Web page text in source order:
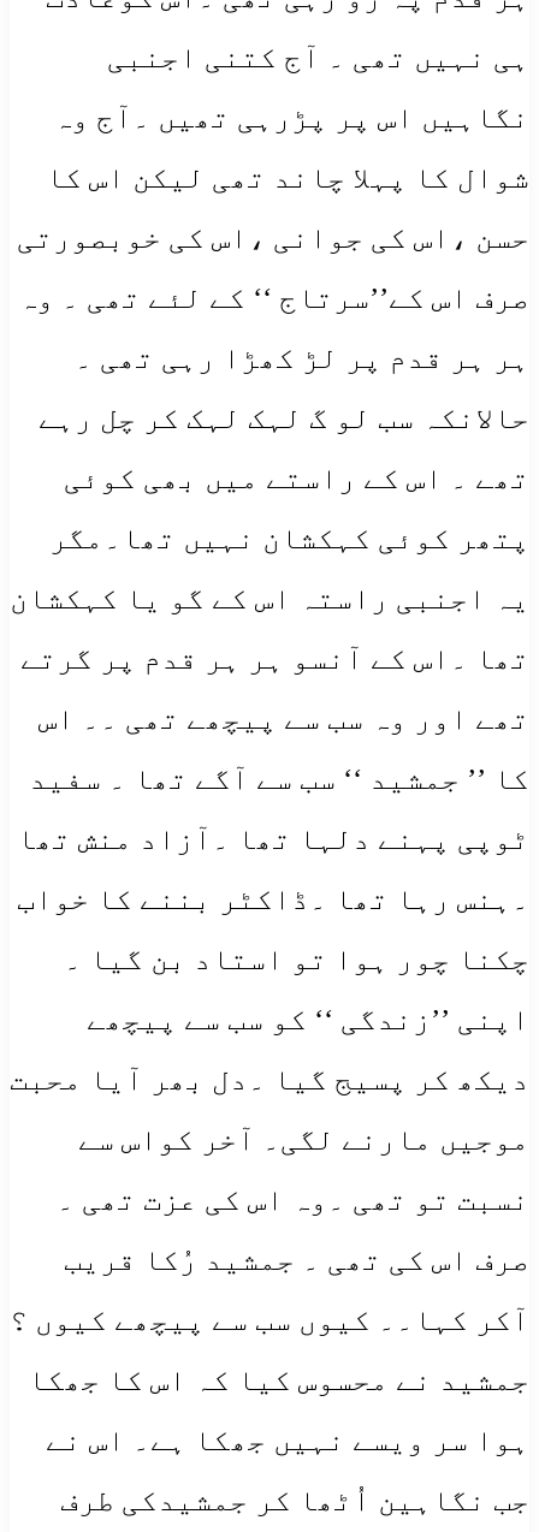
ہی نہیں تھی ۔ آج کتنی اجنبی
نگاہیں اس پر پڑرہی تھیں ۔آج وہ
شوال کا پہلا چاند تھی لیکن اس کا
حسن ،اس کی جوانی ،اس کی خوبصورتی
صرف اس کے’’سرتاج ‘‘ کے لئے تھی ۔ وہ
ہر ہر قدم پر لڑ کھڑا رہی تھی ۔
حالانکہ سب لو گ لہک لہک کر چل رہے
تھے ۔ اس کے راستے میں بھی کوئی
پتھر کوئی کہکشان نہیں تھا۔مگر
یہ اجنبی راستہ اس کے گو یا کہکشان
تھا ۔اس کے آنسو ہر ہر قدم پر گرتے
تھے اور وہ سب سے پیچھے تھی ۔۔ اس
کا ’’ جمشید ‘‘ سب سے آگے تھا ۔ سفید
ٹوپی پہنے دلہا تھا ۔آزاد منش تھا
۔ہنس رہا تھا ۔ڈاکٹر بننے کا خواب
چکنا چور ہوا تو استاد بن گیا ۔
اپنی ’’زندگی ‘‘ کو سب سے پیچھے
دیکھ کر پسیج گیا ۔دل بھر آیا محبت
موجیں مارنے لگی۔ آخر کواس سے
نسبت تو تھی ۔وہ اس کی عزت تھی ۔
صرف اس کی تھی ۔ جمشید رُکا قریب
آکر کہا۔۔ کیوں سب سے پیچھے کیوں ؟
جمشید نے محسوس کیا کہ اس کا جھکا
ہوا سر ویسے نہیں جھکا ہے۔ اس نے
جب نگاہین اُٹھا کر جمشیدکی طرف